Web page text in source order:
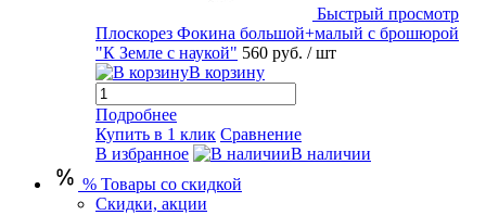
Быстрый просмотр
Плоскорез Фокина большой+малый с брошюрой
"К Земле с наукой" 560 руб. / шт
В корзину
Подробнее
Купить в 1 клик Сравнение
В избранное
В наличии
% Товары со скидкой
Скидки, акции